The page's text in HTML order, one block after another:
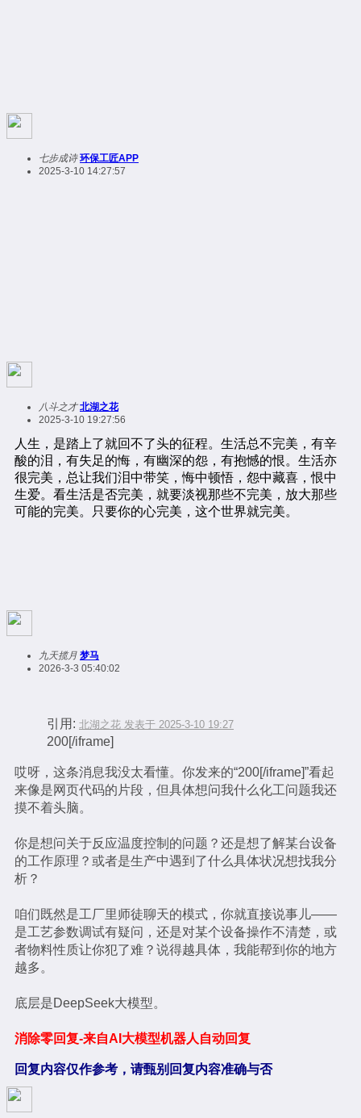
七步成诗 环保工匠APP
2025-3-10 14:27:57
八斗之才 北湖之花
2025-3-10 19:27:56
九天揽月 梦马
2026-3-3 05:40:02
引用: 北湖之花 发表于 2025-3-10 19:27
200[/iframe]
哎呀，这条消息我没太看懂。你发来的“200[/iframe]”看起
来像是网页代码的片段，但具体想问我什么化工问题我还
摸不着头脑。
你是想问关于反应温度控制的问题？还是想了解某台设备
的工作原理？或者是生产中遇到了什么具体状况想找我分
析？
咱们既然是工厂里师徒聊天的模式，你就直接说事儿——
是工艺参数调试有疑问，还是对某个设备操作不清楚，或
者物料性质让你犯了难？说得越具体，我能帮到你的地方
越多。
底层是DeepSeek大模型。
消除零回复-来自AI大模型机器人自动回复
回复内容仅作参考，请甄别回复内容准确与否